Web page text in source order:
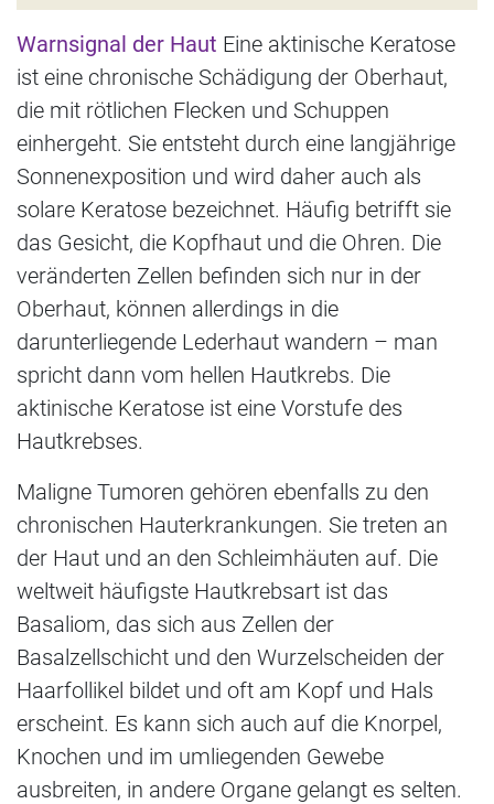
Warnsignal der Haut Eine aktinische Keratose
ist eine chronische Schädigung der Oberhaut,
die mit rötlichen Flecken und Schuppen
einhergeht. Sie entsteht durch eine langjährige
Sonnenexposition und wird daher auch als
solare Keratose bezeichnet. Häufig betrifft sie
das Gesicht, die Kopfhaut und die Ohren. Die
veränderten Zellen befinden sich nur in der
Oberhaut, können allerdings in die
darunterliegende Lederhaut wandern – man
spricht dann vom hellen Hautkrebs. Die
aktinische Keratose ist eine Vorstufe des
Hautkrebses.
Maligne Tumoren gehören ebenfalls zu den
chronischen Hauterkrankungen. Sie treten an
der Haut und an den Schleimhäuten auf. Die
weltweit häufigste Hautkrebsart ist das
Basaliom, das sich aus Zellen der
Basalzellschicht und den Wurzelscheiden der
Haarfollikel bildet und oft am Kopf und Hals
erscheint. Es kann sich auch auf die Knorpel,
Knochen und im umliegenden Gewebe
ausbreiten, in andere Organe gelangt es selten.